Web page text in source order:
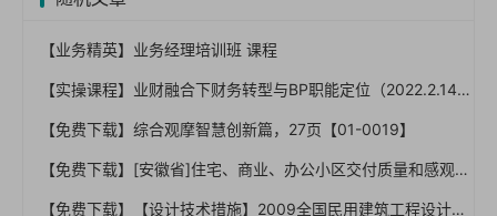
【业务精英】业务经理培训班 课程
【实操课程】业财融合下财务转型与BP职能定位（2022.2.14）
【免费下载】综合观摩智慧创新篇，27页【01-0019】
【免费下载】[安徽省]住宅、商业、办公小区交付质量和感观标准，110页PPT，图文，可编辑【01-0040】
【免费下载】【设计技术措施】2009全国民用建筑工程设计技术措施-给水排水